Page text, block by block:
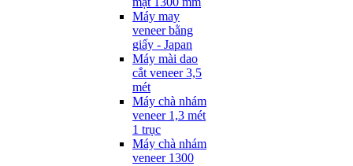
Máy may
veneer bằng
giấy - Japan
Máy mài dao
cắt veneer 3,5
mét
Máy chà nhám
veneer 1,3 mét
1 trục
Máy chà nhám
veneer 1300